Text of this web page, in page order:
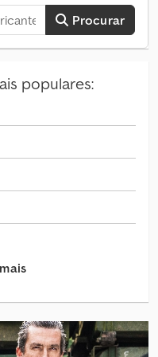
Procurar
populares: